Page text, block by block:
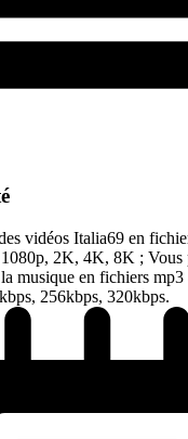
vidéos Italia69 en
2K, 4K, 8K ; Vous
musique en fichiers
256kbps, 320kbps.